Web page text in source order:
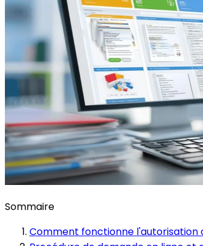
Sommaire
Comment fonctionne l'autorisation